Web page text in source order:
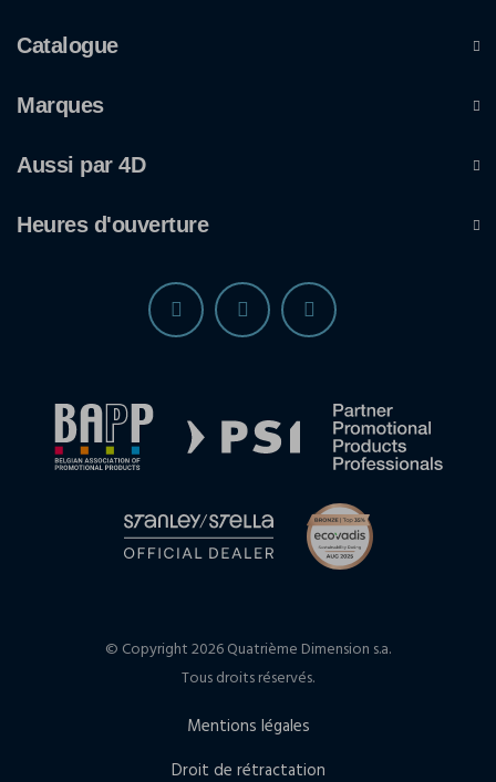
Catalogue
Marques
Aussi par 4D
Heures d'ouverture
© Copyright 2026 Quatrième Dimension s.a.
Tous droits réservés.
Mentions légales
Droit de rétractation